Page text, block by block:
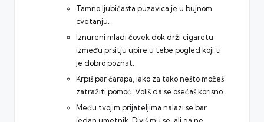
Tamno ljubičasta puzavica je u bujnom
cvetanju.
Iznureni mladi čovek dok drži cigaretu
između prsitju upire u tebe pogled koji ti
je dobro poznat.
Krpiš par čarapa, iako za tako nešto možeš
zatražiti pomoć. Voliš da se osećaš korisno.
Među tvojim prijateljima nalazi se bar